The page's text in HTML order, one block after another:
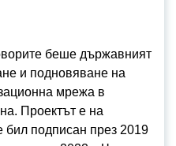
беше държавният
и подновяване на
мрежа в
Проектът е на
бил подписан през 2019